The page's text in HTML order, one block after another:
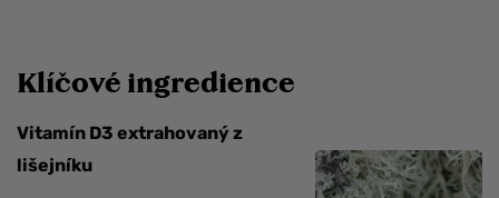
Klíčové ingredience
Vitamín D3 extrahovaný z
lišejníku